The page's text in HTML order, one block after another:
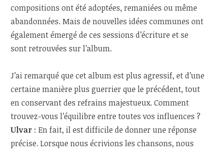
compositions ont été adoptées, remaniées ou même
abandonnées. Mais de nouvelles idées communes ont
également émergé de ces sessions d’écriture et se
sont retrouvées sur l’album.
J’ai remarqué que cet album est plus agressif, et d’une
certaine manière plus guerrier que le précédent, tout
en conservant des refrains majestueux. Comment
trouvez-vous l’équilibre entre toutes vos influences ?
Ulvar : En fait, il est difficile de donner une réponse
précise. Lorsque nous écrivions les chansons, nous